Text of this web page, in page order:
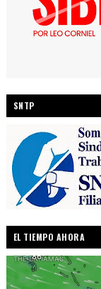
SNTP
EL TIEMPO AHORA